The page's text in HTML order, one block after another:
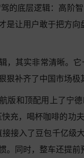
的底层逻辑：高阶
是让用户敢于把方
，其实非常清晰。
狠补齐了中国市场
版和顶配用上了宁
充，喝杯咖啡的功
接入了豆包千亿级
。同时，整车还提